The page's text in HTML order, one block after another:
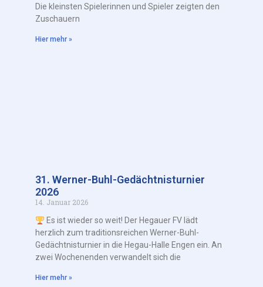
Die kleinsten Spielerinnen und Spieler zeigten den
Zuschauern
Hier mehr »
31. Werner-Buhl-Gedächtnisturnier
2026
14. Januar 2026
Es ist wieder so weit! Der Hegauer FV lädt
herzlich zum traditionsreichen Werner-Buhl-
Gedächtnisturnier in die Hegau-Halle Engen ein. An
zwei Wochenenden verwandelt sich die
Hier mehr »